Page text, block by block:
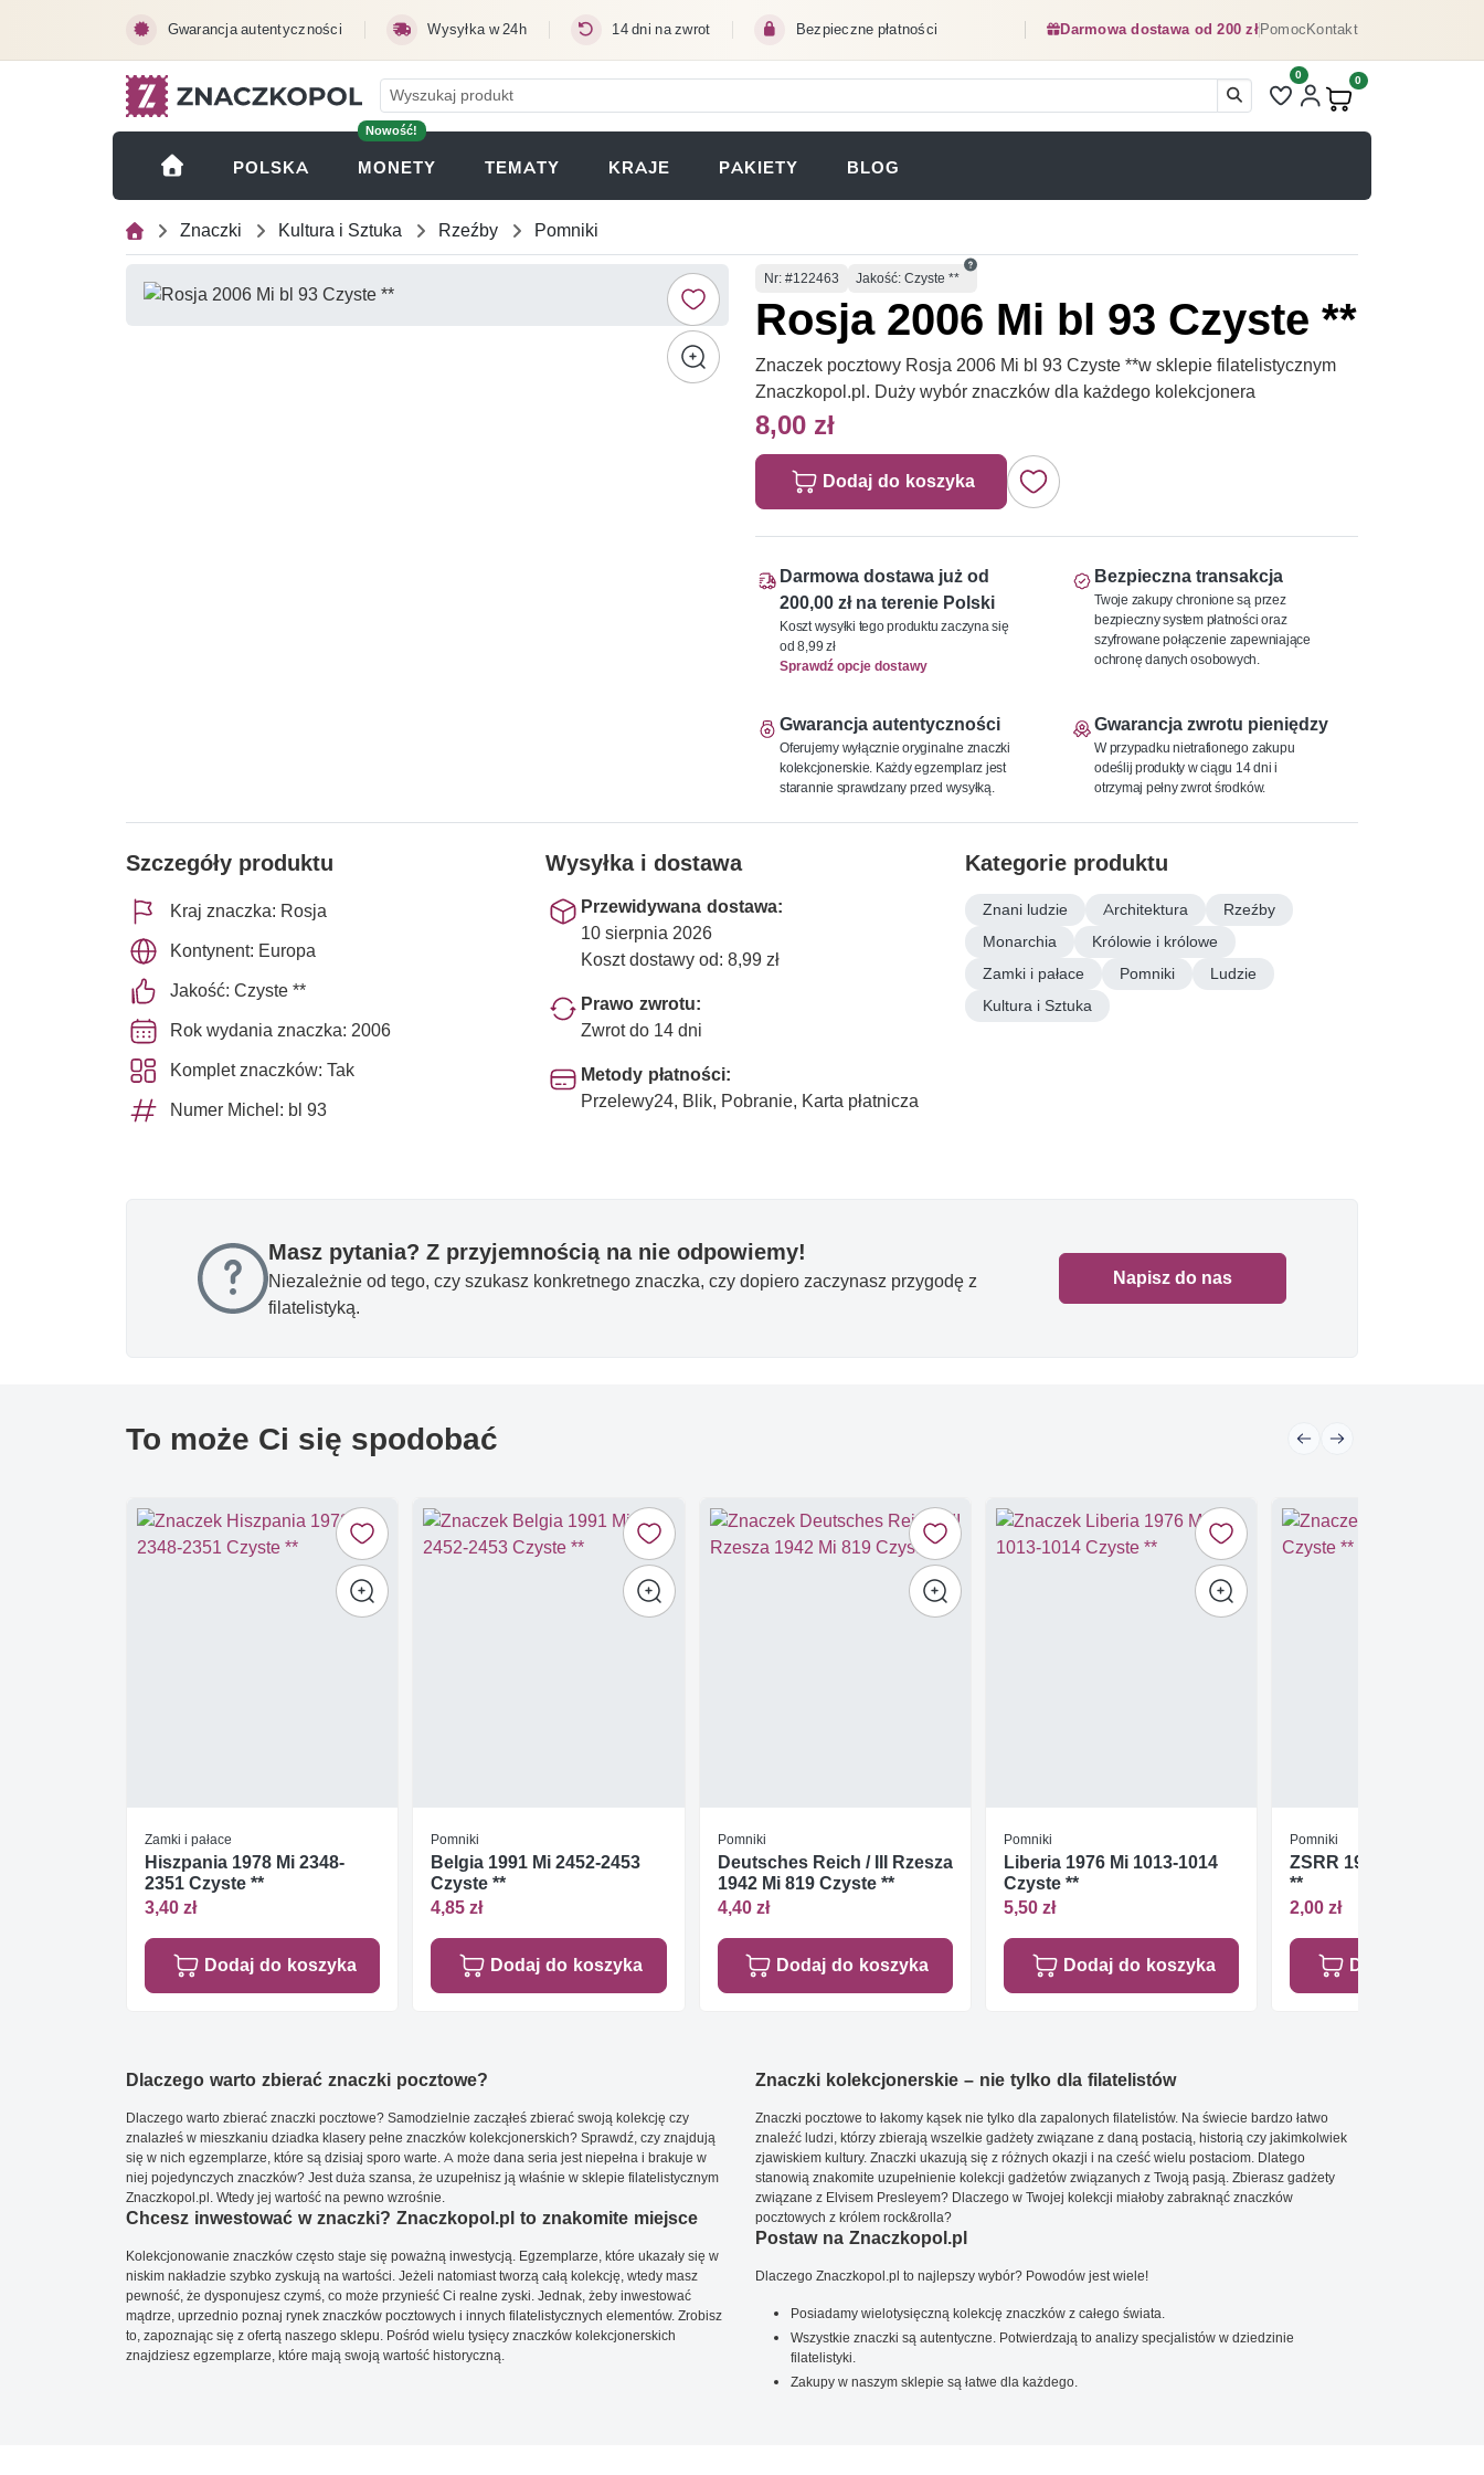
Gwarancja autentyczności Wysyłka w 24h 14 dni na zwrot Bezpieczne płatności Darmowa dostawa od 200 złPomocKontakt
Liczba pozycji na liście
0
Produkty w koszyku:
0
POLSKA
Nowość!
MONETY (OTWIERA SIĘ W NOWEJ KARCIE)
TEMATY KRAJE PAKIETY BLOG
Znaczki Kultura i Sztuka Rzeźby Pomniki
Numer
Nr: #122463 Jakość: Czyste **
Rosja 2006 Mi bl 93 Czyste **
Znaczek pocztowy Rosja 2006 Mi bl 93 Czyste **w sklepie filatelistycznym
Znaczkopol.pl. Duży wybór znaczków dla każdego kolekcjonera
8,00 zł
Dodaj do koszyka
Darmowa dostawa już od
200,00 zł na terenie Polski
Koszt wysyłki tego produktu zaczyna się
od 8,99 zł
Sprawdź opcje dostawy
Bezpieczna transakcja
Twoje zakupy chronione są przez
bezpieczny system płatności oraz
szyfrowane połączenie zapewniające
ochronę danych osobowych.
Gwarancja autentyczności
Oferujemy wyłącznie oryginalne znaczki
kolekcjonerskie. Każdy egzemplarz jest
starannie sprawdzany przed wysyłką.
Gwarancja zwrotu pieniędzy
W przypadku nietrafionego zakupu
odeślij produkty w ciągu 14 dni i
otrzymaj pełny zwrot środków.
Szczegóły produktu
Kraj znaczka: Rosja
Kontynent: Europa
Jakość: Czyste **
Rok wydania znaczka: 2006
Komplet znaczków: Tak
Numer Michel: bl 93
Wysyłka i dostawa
Przewidywana dostawa:
10 sierpnia 2026
Koszt dostawy od: 8,99 zł
Prawo zwrotu:
Zwrot do 14 dni
Metody płatności:
Przelewy24, Blik, Pobranie, Karta płatnicza
Kategorie produktu
Znani ludzie Architektura
Rzeźby
Monarchia
Królowie i królowe
Zamki i pałace
Pomniki
Ludzie
Kultura i Sztuka
Masz pytania? Z przyjemnością na nie odpowiemy!
Niezależnie od tego, czy szukasz konkretnego znaczka, czy dopiero zaczynasz przygodę z
filatelistyką.
Napisz do nas
To może Ci się spodobać
Zamki i pałace
Hiszpania 1978 Mi 2348-
2351 Czyste **
3,40 zł
Dodaj do koszyka
Pomniki
Belgia 1991 Mi 2452-2453
Czyste **
4,85 zł
Dodaj do koszyka
Pomniki
Deutsches Reich / III Rzesza
1942 Mi 819 Czyste **
4,40 zł
Dodaj do koszyka
Pomniki
Liberia 1976 Mi 1013-1014
Czyste **
5,50 zł
Dodaj do koszyka
Pomniki
ZSRR 1964 Mi 2901
**
2,00 zł
Dodaj do
Dlaczego warto zbierać znaczki pocztowe?
Dlaczego warto zbierać znaczki pocztowe? Samodzielnie zacząłeś zbierać swoją kolekcję czy
znalazłeś w mieszkaniu dziadka klasery pełne znaczków kolekcjonerskich? Sprawdź, czy znajdują
się w nich egzemplarze, które są dzisiaj sporo warte. A może dana seria jest niepełna i brakuje w
niej pojedynczych znaczków? Jest duża szansa, że uzupełnisz ją właśnie w sklepie filatelistycznym
Znaczkopol.pl. Wtedy jej wartość na pewno wzrośnie.
Chcesz inwestować w znaczki? Znaczkopol.pl to znakomite miejsce
Kolekcjonowanie znaczków często staje się poważną inwestycją. Egzemplarze, które ukazały się w
niskim nakładzie szybko zyskują na wartości. Jeżeli natomiast tworzą całą kolekcję, wtedy masz
pewność, że dysponujesz czymś, co może przynieść Ci realne zyski. Jednak, żeby inwestować
mądrze, uprzednio poznaj rynek znaczków pocztowych i innych filatelistycznych elementów. Zrobisz
to, zapoznając się z ofertą naszego sklepu. Pośród wielu tysięcy znaczków kolekcjonerskich
znajdziesz egzemplarze, które mają swoją wartość historyczną.
Znaczki kolekcjonerskie – nie tylko dla filatelistów
Znaczki pocztowe to łakomy kąsek nie tylko dla zapalonych filatelistów. Na świecie bardzo łatwo
znaleźć ludzi, którzy zbierają wszelkie gadżety związane z daną postacią, historią czy jakimkolwiek
zjawiskiem kultury. Znaczki ukazują się z różnych okazji i na cześć wielu postaciom. Dlatego
stanowią znakomite uzupełnienie kolekcji gadżetów związanych z Twoją pasją. Zbierasz gadżety
związane z Elvisem Presleyem? Dlaczego w Twojej kolekcji miałoby zabraknąć znaczków
pocztowych z królem rock&rolla?
Postaw na Znaczkopol.pl
Dlaczego Znaczkopol.pl to najlepszy wybór? Powodów jest wiele!
Posiadamy wielotysięczną kolekcję znaczków z całego świata.
Wszystkie znaczki są autentyczne. Potwierdzają to analizy specjalistów w dziedzinie
filatelistyki.
Zakupy w naszym sklepie są łatwe dla każdego.